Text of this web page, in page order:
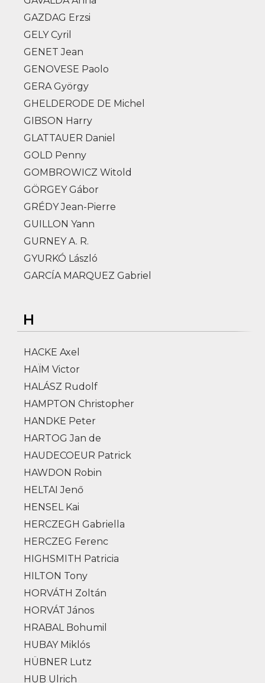
GAZDAG Erzsi
GELY Cyril
GENET Jean
GENOVESE Paolo
GERA György
GHELDERODE DE Michel
GIBSON Harry
GLATTAUER Daniel
GOLD Penny
GOMBROWICZ Witold
GÖRGEY Gábor
GRÉDY Jean-Pierre
GUILLON Yann
GURNEY A. R.
GYURKÓ László
GARCÍA MARQUEZ Gabriel
H
HACKE Axel
HAÏM Victor
HALÁSZ Rudolf
HAMPTON Christopher
HANDKE Peter
HARTOG Jan de
HAUDECOEUR Patrick
HAWDON Robin
HELTAI Jenő
HENSEL Kai
HERCZEGH Gabriella
HERCZEG Ferenc
HIGHSMITH Patricia
HILTON Tony
HORVÁTH Zoltán
HORVÁT János
HRABAL Bohumil
HUBAY Miklós
HÜBNER Lutz
HUB Ulrich